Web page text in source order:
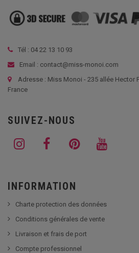
Tél : 04 22 13 10 93
Email : contact@miss-monoi.com
Adresse : Miss Monoi - 235 allée Hector
France
SUIVEZ-NOUS
INFORMATION
Charte protection des données
Conditions générales de vente
Livraison et frais de port
Compte professionnel